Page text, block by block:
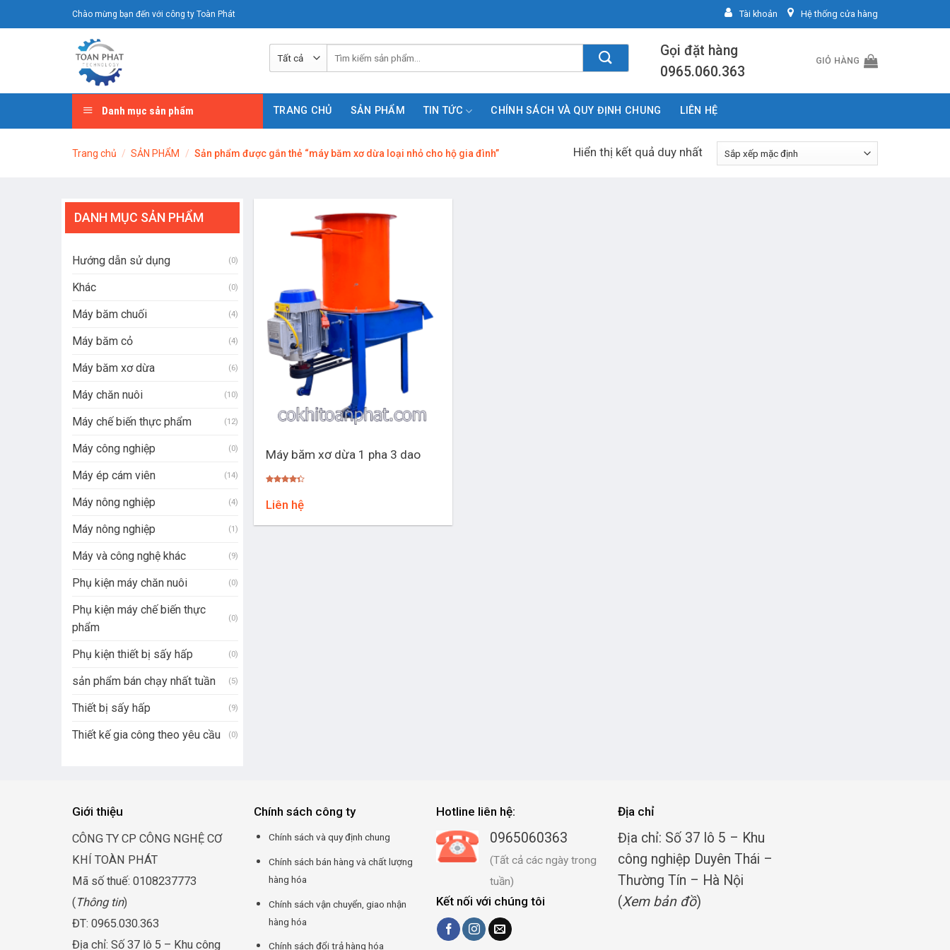
đến
Chào mừng bạn đến với công ty Toàn Phát Tài khoản Hệ thống cửa hàng
Gọi đặt hàng
0965.060.363
GIỎ HÀNG
Danh mục sản phẩm TRANG CHỦ SẢN PHẨM TIN TỨC CHÍNH SÁCH VÀ QUY ĐỊNH CHUNG LIÊN HỆ
Trang chủ / SẢN PHẨM / Sản phẩm được gắn thẻ “máy băm xơ dừa loại nhỏ cho hộ gia đình” Hiển thị kết quả duy nhất
DANH MỤC SẢN PHẨM
Hướng dẫn sử dụng (0)
Khác (0)
Máy băm chuối (4)
Máy băm cỏ (4)
Máy băm xơ dừa (6)
Máy chăn nuôi (10)
Máy chế biến thực phẩm (12)
Máy công nghiệp (0)
Máy ép cám viên (14)
Máy nông nghiệp (4)
Máy nông nghiệp (1)
Máy và công nghệ khác (9)
Phụ kiện máy chăn nuôi (0)
Phụ kiện máy chế biến thực
phẩm
(0)
Phụ kiện thiết bị sấy hấp (0)
sản phẩm bán chạy nhất tuần (5)
Thiết bị sấy hấp (9)
Thiết kế gia công theo yêu cầu (0)
Máy băm xơ dừa 1 pha 3 dao
4.255
Liên hệ
Giới thiệu
CÔNG TY CP CÔNG NGHỆ CƠ
KHÍ TOÀN PHÁT
Mã số thuế: 0108237773
( Thông tin)
ĐT: 0965.030.363
Địa chỉ: Số 37 lô 5 – Khu công
Chính sách công ty
Chính sách và quy định chung
Chính sách bán hàng và chất lượng
hàng hóa
Chính sách vận chuyển, giao nhận
hàng hóa
Chính sách đổi trả hàng hóa
Hotline liên hệ:
0965060363
(Tất cả các ngày trong
tuần)
Kết nối với chúng tôi
Địa chỉ
Địa chỉ: Số 37 lô 5 – Khu
công nghiệp Duyên Thái –
Thường Tín – Hà Nội
(Xem bản đồ)